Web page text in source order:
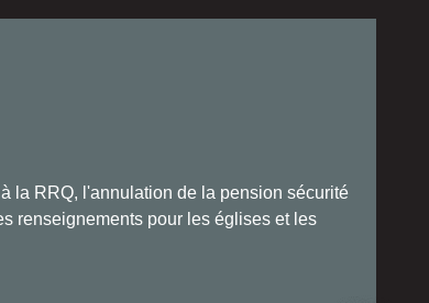
la RRQ, l'annulation de la pension sécurité
renseignements pour les églises et les